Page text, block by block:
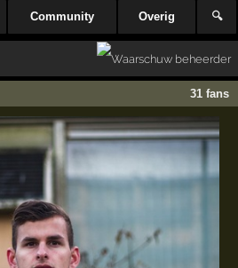
Community Overig 🔍
31 fans